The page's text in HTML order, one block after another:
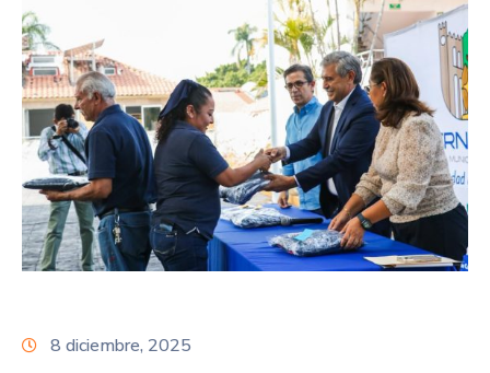
Trámites
y
Servicios
Licitaciones
Transparencia
Directorio
8 diciembre, 2025